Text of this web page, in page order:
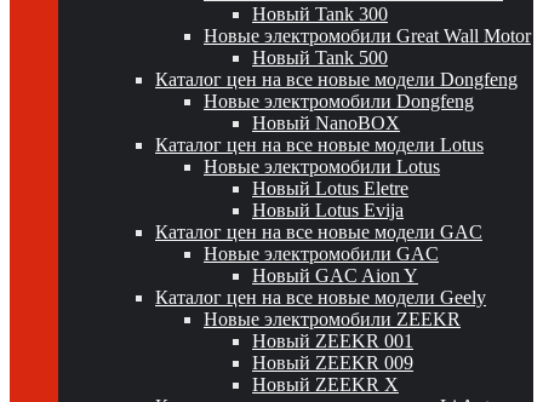
Новый Tank 300
Новые электромобили Great Wall Motor
Новый Tank 500
Каталог цен на все новые модели Dongfeng
Новые электромобили Dongfeng
Новый NanoBOX
Каталог цен на все новые модели Lotus
Новые электромобили Lotus
Новый Lotus Eletre
Новый Lotus Evija
Каталог цен на все новые модели GAC
Новые электромобили GAC
Новый GAC Aion Y
Каталог цен на все новые модели Geely
Новые электромобили ZEEKR
Новый ZEEKR 001
Новый ZEEKR 009
Новый ZEEKR X